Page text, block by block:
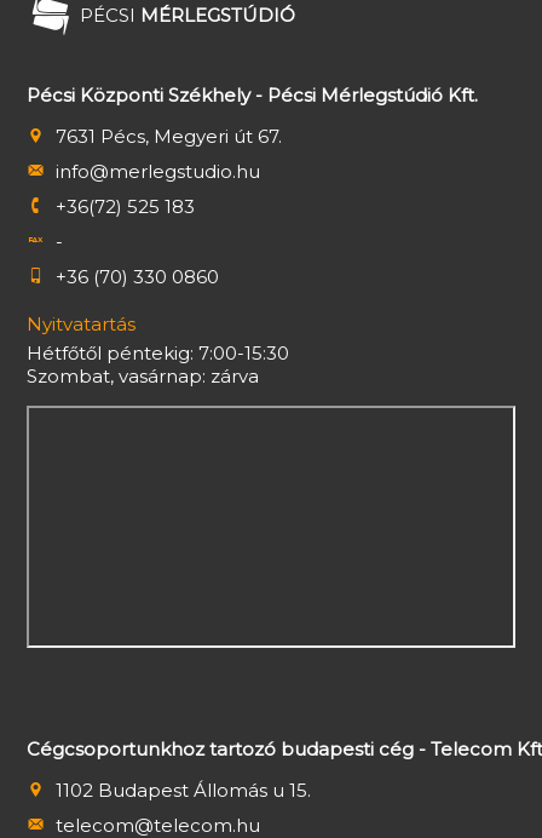
PÉCSI MÉRLEGSTÚDIÓ
Pécsi Központi Székhely - Pécsi Mérlegstúdió Kft.
7631 Pécs, Megyeri út 67.
info@merlegstudio.hu
+36(72) 525 183
-
+36 (70) 330 0860
Nyitvatartás
Hétfőtől péntekig: 7:00-15:30
Szombat, vasárnap: zárva
Cégcsoportunkhoz tartozó budapesti cég - Telecom
1102 Budapest Állomás u 15.
telecom@telecom.hu